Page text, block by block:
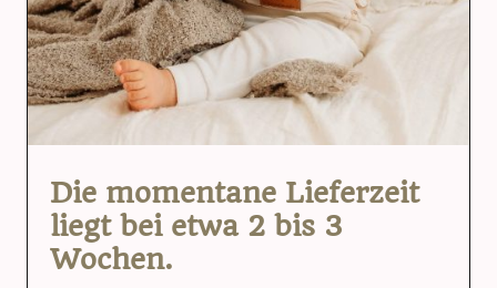
Die momentane Lieferzeit
liegt bei etwa 2 bis 3
Wochen.